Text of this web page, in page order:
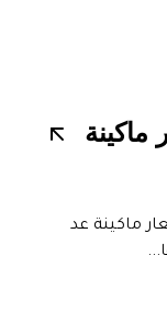
ماكينة عد